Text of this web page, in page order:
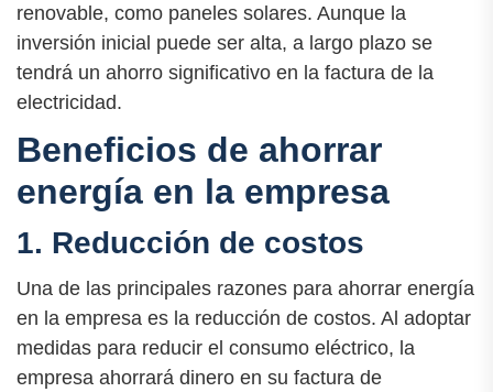
renovable, como paneles solares. Aunque la
inversión inicial puede ser alta, a largo plazo se
tendrá un ahorro significativo en la factura de la
electricidad.
Beneficios de ahorrar
energía en la empresa
1. Reducción de costos
Una de las principales razones para ahorrar energía
en la empresa es la reducción de costos. Al adoptar
medidas para reducir el consumo eléctrico, la
empresa ahorrará dinero en su factura de